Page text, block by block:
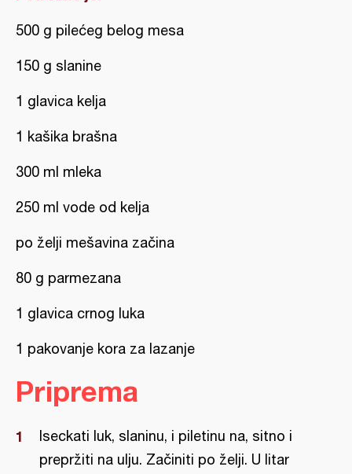
500 g pilećeg belog mesa
150 g slanine
1 glavica kelja
1 kašika brašna
300 ml mleka
250 ml vode od kelja
po želji mešavina začina
80 g parmezana
1 glavica crnog luka
1 pakovanje kora za lazanje
Priprema
Iseckati luk, slaninu, i piletinu na, sitno i
prepržiti na ulju. Začiniti po želji. U litar